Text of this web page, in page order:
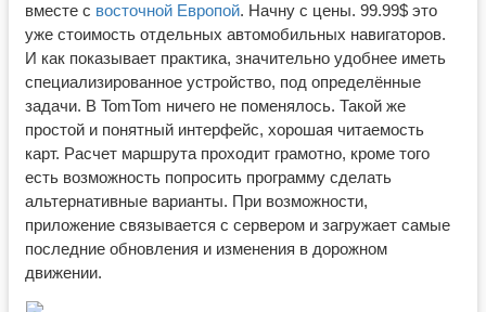
вместе с восточной Европой. Начну с цены. 99.99$ это
уже стоимость отдельных автомобильных навигаторов.
И как показывает практика, значительно удобнее иметь
специализированное устройство, под определённые
задачи. В TomTom ничего не поменялось. Такой же
простой и понятный интерфейс, хорошая читаемость
карт. Расчет маршрута проходит грамотно, кроме того
есть возможность попросить программу сделать
альтернативные варианты. При возможности,
приложение связывается с сервером и загружает самые
последние обновления и изменения в дорожном
движении.